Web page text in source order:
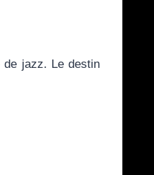
de jazz. Le destin